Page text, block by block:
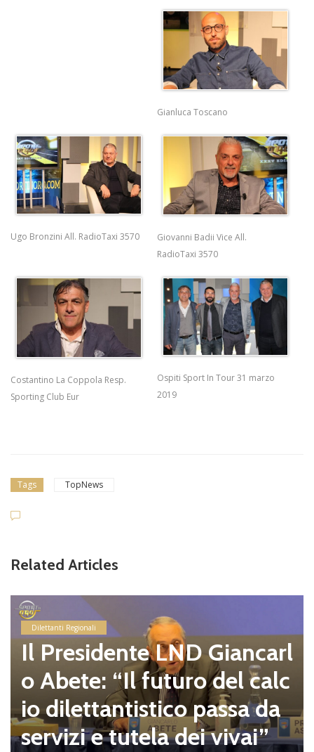
Gianluca Toscano
Ugo Bronzini All. RadioTaxi 3570
Giovanni Badii Vice All.
RadioTaxi 3570
Costantino La Coppola Resp.
Sporting Club Eur
Ospiti Sport In Tour 31 marzo
2019
Tags TopNews
Related Articles
Dilettanti Regionali
Il Presidente LND Giancarl
o Abete: “Il futuro del calc
io dilettantistico passa da
servizi e tutela dei vivai”